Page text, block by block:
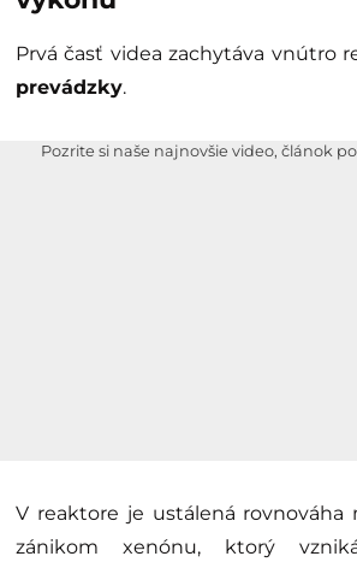
Prvá časť videa zachytáva vnútro
prevádzky.
Pozrite si naše najnovšie video, článok
V reaktore je ustálená rovnováha
zánikom xenónu, ktorý